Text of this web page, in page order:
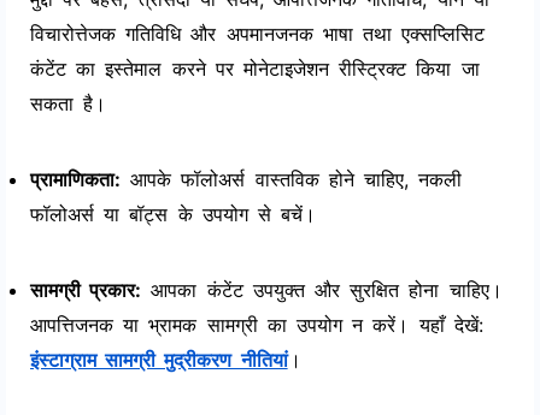
विचारोत्तेजक गतिविधि और अपमानजनक भाषा तथा एक्सप्लिसिट
कंटेंट का इस्तेमाल करने पर मोनेटाइजेशन रीस्ट्रिक्ट किया जा
सकता है।
प्रामाणिकता: आपके फॉलोअर्स वास्तविक होने चाहिए, नकली
फॉलोअर्स या बॉट्स के उपयोग से बचें।
सामग्री प्रकार: आपका कंटेंट उपयुक्त और सुरक्षित होना चाहिए।
आपत्तिजनक या भ्रामक सामग्री का उपयोग न करें। यहाँ देखें:
इंस्टाग्राम सामग्री मुद्रीकरण नीतियां।